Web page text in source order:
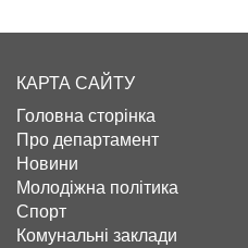
КАРТА САЙТУ
Головна сторінка
Про департамент
Новини
Молодіжна політика
Спорт
Комунальні заклади